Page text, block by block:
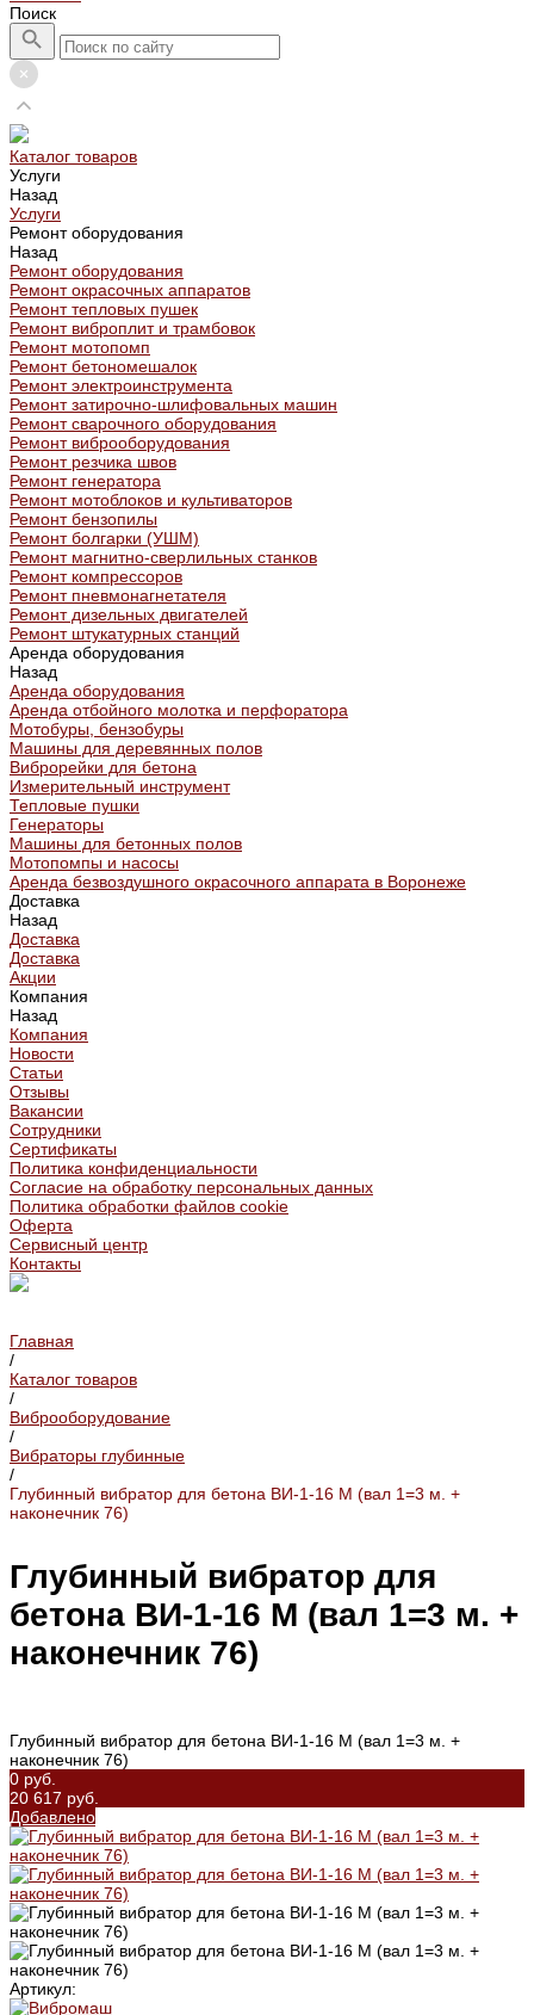
Поиск
Каталог товаров
Услуги
Назад
Услуги
Ремонт оборудования
Назад
Ремонт оборудования
Ремонт окрасочных аппаратов
Ремонт тепловых пушек
Ремонт виброплит и трамбовок
Ремонт мотопомп
Ремонт бетономешалок
Ремонт электроинструмента
Ремонт затирочно-шлифовальных машин
Ремонт сварочного оборудования
Ремонт виброоборудования
Ремонт резчика швов
Ремонт генератора
Ремонт мотоблоков и культиваторов
Ремонт бензопилы
Ремонт болгарки (УШМ)
Ремонт магнитно-сверлильных станков
Ремонт компрессоров
Ремонт пневмонагнетателя
Ремонт дизельных двигателей
Ремонт штукатурных станций
Аренда оборудования
Назад
Аренда оборудования
Аренда отбойного молотка и перфоратора
Мотобуры, бензобуры
Машины для деревянных полов
Виброрейки для бетона
Измерительный инструмент
Тепловые пушки
Генераторы
Машины для бетонных полов
Мотопомпы и насосы
Аренда безвоздушного окрасочного аппарата в Воронеже
Доставка
Назад
Доставка
Доставка
Акции
Компания
Назад
Компания
Новости
Статьи
Отзывы
Вакансии
Сотрудники
Сертификаты
Политика конфиденциальности
Согласие на обработку персональных данных
Политика обработки файлов cookie
Оферта
Сервисный центр
Контакты
Главная
/
Каталог товаров
/
Виброоборудование
/
Вибраторы глубинные
/
Глубинный вибратор для бетона ВИ-1-16 M (вал 1=3 м. +
наконечник 76)
Глубинный вибратор для
бетона ВИ-1-16 M (вал 1=3 м. +
наконечник 76)
Глубинный вибратор для бетона ВИ-1-16 M (вал 1=3 м. +
наконечник 76)
0 руб.
20 617 руб.
Добавлено
Артикул: